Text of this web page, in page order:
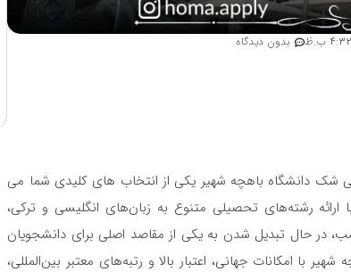
4:32 ب.ظ بدون دیدگاه
شک دانشگاه باهچه شهیر یکی از انتخاب های کلیدی شما می
رشته‌های تحصیلی متنوع به زبان‌های انگلیسی و ترکی،
در حال تبدیل شدن به یکی از مقاصد اصلی برای دانشجویان
با امکانات جهانی، اعتبار بالا و رتبه‌های معتبر بین‌المللی،